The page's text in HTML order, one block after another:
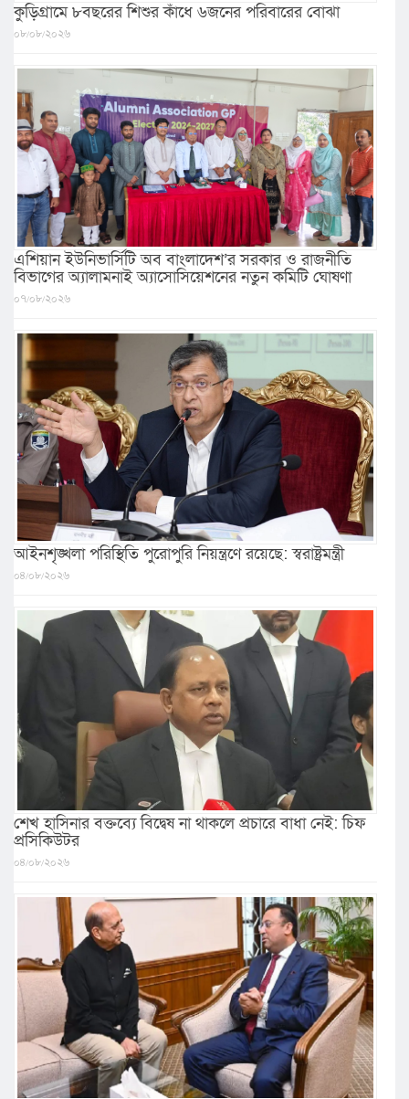
কুড়িগ্রামে ৮বছরের শিশুর কাঁধে ৬জনের পরিবারের বোঝা
০৮/০৮/২০২৬
এশিয়ান ইউনিভার্সিটি অব বাংলাদেশ’র সরকার ও রাজনীতি
বিভাগের অ্যালামনাই অ্যাসোসিয়েশনের নতুন কমিটি ঘোষণা
০৭/০৮/২০২৬
আইনশৃঙ্খলা পরিস্থিতি পুরোপুরি নিয়ন্ত্রণে রয়েছে: স্বরাষ্ট্রমন্ত্রী
০৪/০৮/২০২৬
শেখ হাসিনার বক্তব্যে বিদ্বেষ না থাকলে প্রচারে বাধা নেই: চিফ
প্রসিকিউটর
০৪/০৮/২০২৬